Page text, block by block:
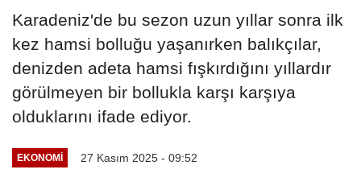
Karadeniz'de bu sezon uzun yıllar sonra ilk
kez hamsi bolluğu yaşanırken balıkçılar,
denizden adeta hamsi fışkırdığını yıllardır
görülmeyen bir bollukla karşı karşıya
olduklarını ifade ediyor.
EKONOMI 27 Kasım 2025 - 09:52